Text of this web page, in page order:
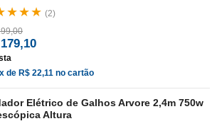
(2)
de R$ 22,11 no cartão
Elétrico de Galhos Arvore 2,4m 750w
Altura